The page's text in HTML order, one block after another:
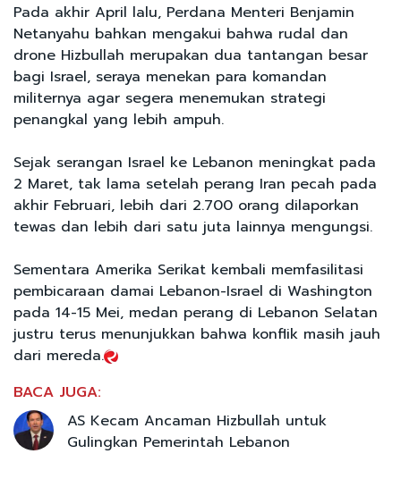
Pada akhir April lalu, Perdana Menteri Benjamin
Netanyahu bahkan mengakui bahwa rudal dan
drone Hizbullah merupakan dua tantangan besar
bagi Israel, seraya menekan para komandan
militernya agar segera menemukan strategi
penangkal yang lebih ampuh.
Sejak serangan Israel ke Lebanon meningkat pada
2 Maret, tak lama setelah perang Iran pecah pada
akhir Februari, lebih dari 2.700 orang dilaporkan
tewas dan lebih dari satu juta lainnya mengungsi.
Sementara Amerika Serikat kembali memfasilitasi
pembicaraan damai Lebanon-Israel di Washington
pada 14-15 Mei, medan perang di Lebanon Selatan
justru terus menunjukkan bahwa konflik masih jauh
dari mereda.
BACA JUGA:
AS Kecam Ancaman Hizbullah untuk
Gulingkan Pemerintah Lebanon